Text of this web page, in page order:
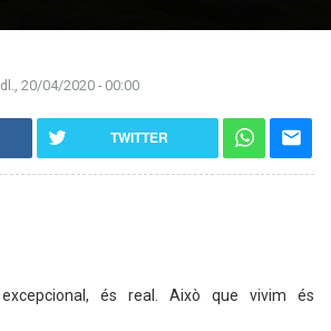
dl., 20/04/2020 - 00:00
TWITTER
és real. Això que vivim és